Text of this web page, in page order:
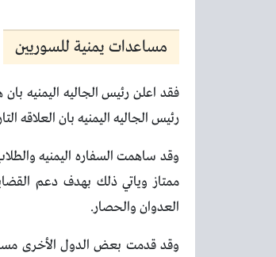
مساعدات يمنية للسوريين
فقد اعلن رئيس الجاليه اليمنيه
رئيس الجاليه اليمنيه بان العلاقه
وقد ساهمت السفاره اليمنيه
ممتاز وياتي ذلك بهدف دعم
العدوان والحصار.
وقد قدمت بعض الدول الأخرى